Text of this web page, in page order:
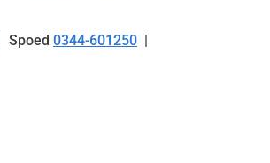
Spoed 0344-601250